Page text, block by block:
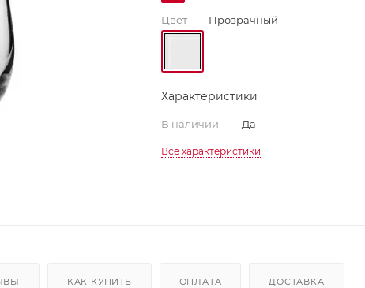
Цвет — Прозрачный
Характеристики
В наличии — Да
Все характеристики
КАК КУПИТЬ ОПЛАТА ДОСТАВКА